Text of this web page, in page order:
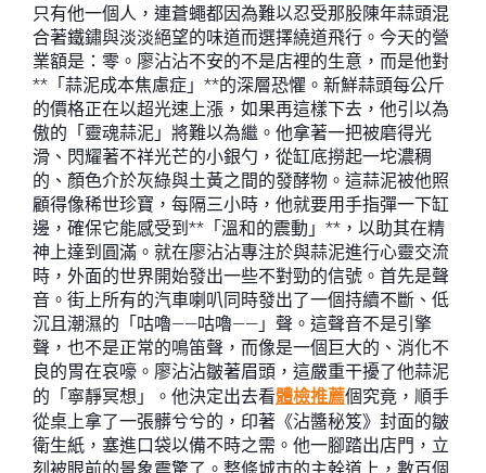
只有他一個人，連蒼蠅都因為難以忍受那股陳年蒜頭混
合著鐵鏽與淡淡絕望的味道而選擇繞道飛行。今天的營
業額是：零。廖沾沾不安的不是店裡的生意，而是他對
**「蒜泥成本焦慮症」**的深層恐懼。新鮮蒜頭每公斤
的價格正在以超光速上漲，如果再這樣下去，他引以為
傲的「靈魂蒜泥」將難以為繼。他拿著一把被磨得光
滑、閃耀著不祥光芒的小銀勺，從缸底撈起一坨濃稠
的、顏色介於灰綠與土黃之間的發酵物。這蒜泥被他照
顧得像稀世珍寶，每隔三小時，他就要用手指彈一下缸
邊，確保它能感受到**「溫和的震動」**，以助其在精
神上達到圓滿。就在廖沾沾專注於與蒜泥進行心靈交流
時，外面的世界開始發出一些不對勁的信號。首先是聲
音。街上所有的汽車喇叭同時發出了一個持續不斷、低
沉且潮濕的「咕嚕——咕嚕——」聲。這聲音不是引擎
聲，也不是正常的鳴笛聲，而像是一個巨大的、消化不
良的胃在哀嚎。廖沾沾皺著眉頭，這嚴重干擾了他蒜泥
的「寧靜冥想」。他決定出去看體檢推薦個究竟，順手
從桌上拿了一張髒兮兮的，印著《沾醬秘笈》封面的皺
衛生紙，塞進口袋以備不時之需。他一腳踏出店門，立